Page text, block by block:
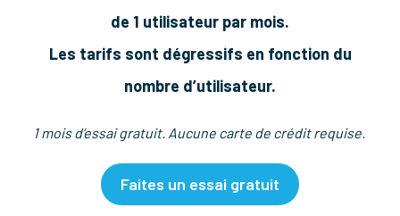
de 1 utilisateur par mois.
Les tarifs sont dégressifs en fonction du
nombre d’utilisateur.
1 mois d’essai gratuit. Aucune carte de crédit requise.
Faites un essai gratuit